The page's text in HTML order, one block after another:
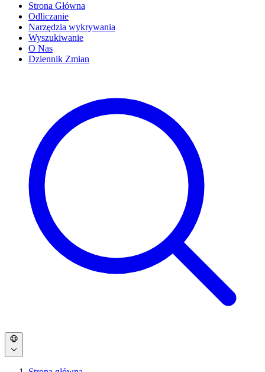
Strona Główna
Odliczanie
Narzędzia wykrywania
Wyszukiwanie
O Nas
Dziennik Zmian